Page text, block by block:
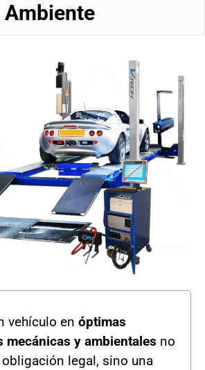
Ambiente
vehículo en óptimas
mecánicas y ambientales no
legal, sino una